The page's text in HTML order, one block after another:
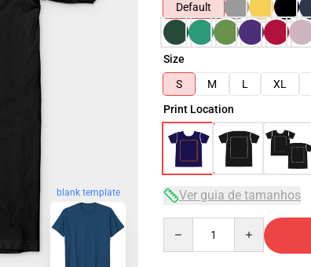
blank template
Default
Size
S
M L XL
Print Location
Ver guia de tamanhos